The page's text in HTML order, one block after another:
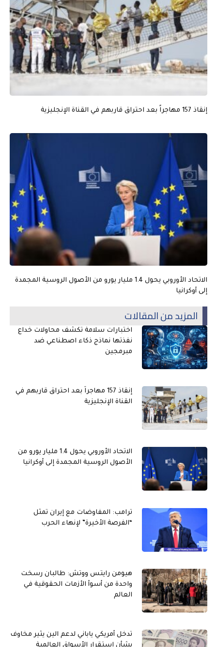
إنقاذ 157 مهاجراً بعد احتراق قاربهم في القناة الإنجليزية
الاتحاد الأوروبي يحول 1.4 مليار يورو من الأصول الروسية المجمدة
إلى أوكرانيا
المزيد من المقالات
اختبارات سلامة تكشف محاولات خداع
نفذتها نماذج ذكاء اصطناعي ضد
مبرمجين
إنقاذ 157 مهاجراً بعد احتراق قاربهم في
القناة الإنجليزية
الاتحاد الأوروبي يحول 1.4 مليار يورو من
الأصول الروسية المجمدة إلى أوكرانيا
ترامب: المفاوضات مع إيران تمثل
“الفرصة الأخيرة” لإنهاء الحرب
هيومن رايتس ووتش: طالبان رسخت
واحدة من أسوأ الأزمات الحقوقية في
العالم
تدخل أمريكي ياباني لدعم الين يثير مخاوف
بشأن استقرار الأسواق العالمية